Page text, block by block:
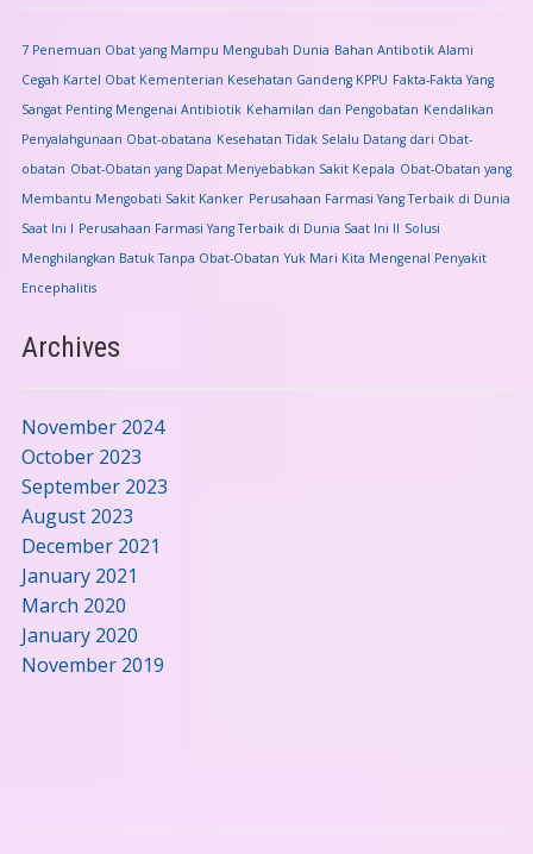
7 Penemuan Obat yang Mampu Mengubah Dunia Bahan Antibotik Alami
Cegah Kartel Obat Kementerian Kesehatan Gandeng KPPU Fakta-Fakta Yang
Sangat Penting Mengenai Antibiotik Kehamilan dan Pengobatan Kendalikan
Penyalahgunaan Obat-obatana Kesehatan Tidak Selalu Datang dari Obat-
obatan Obat-Obatan yang Dapat Menyebabkan Sakit Kepala Obat-Obatan yang
Membantu Mengobati Sakit Kanker Perusahaan Farmasi Yang Terbaik di Dunia
Saat Ini I Perusahaan Farmasi Yang Terbaik di Dunia Saat Ini II Solusi
Menghilangkan Batuk Tanpa Obat-Obatan Yuk Mari Kita Mengenal Penyakit
Encephalitis
Archives
November 2024
October 2023
September 2023
August 2023
December 2021
January 2021
March 2020
January 2020
November 2019